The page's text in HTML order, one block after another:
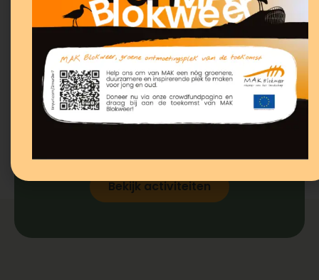
Handleiding
Werkblad
Plan je bezoek
Bekijk activiteiten